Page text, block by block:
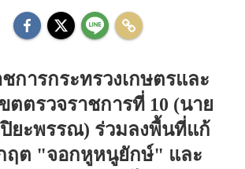
การกระทรวงเกษตรและ
ตตรวจราชการที่ 10 (นาย
ยะพรรณ) ร่วมลงพื้นที่แก้
ฤต "จอกหูหนูยักษ์" และ